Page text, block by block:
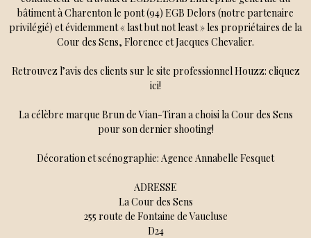
bâtiment à Charenton le pont (94) EGB Delors (notre partenaire
privilégié) et évidemment « last but not least » les propriétaires de la
Cour des Sens, Florence et Jacques Chevalier.
Retrouvez l’avis des clients sur le site professionnel Houzz: cliquez
ici!
La célèbre marque Brun de Vian-Tiran a choisi la Cour des Sens
pour son dernier shooting!
Décoration et scénographie: Agence Annabelle Fesquet
ADRESSE
La Cour des Sens
255 route de Fontaine de Vaucluse
D24